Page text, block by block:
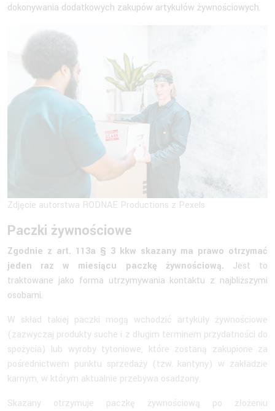
dokonywania dodatkowych zakupów artykułów żywnościowych.
Zdjęcie autorstwa RODNAE Productions z Pexels
Paczki żywnościowe
Zgodnie z art. 113a § 3 kkw skazany ma prawo otrzymać
jeden raz w miesiącu paczkę żywnościową. Jest to
traktowane jako forma utrzymywania kontaktu z najbliższymi
osobami.
W skład takiej paczki mogą wchodzić artykuły żywnościowe
(zazwyczaj produkty suche i z długim terminem przydatności do
spożycia) lub wyroby tytoniowe, które zostaną zakupione za
pośrednictwem punktu sprzedaży (tzw. kantyny) w zakładzie
karnym, w którym aktualnie przebywa osadzony.
Skazany otrzymuje paczkę żywnościową po złożeniu